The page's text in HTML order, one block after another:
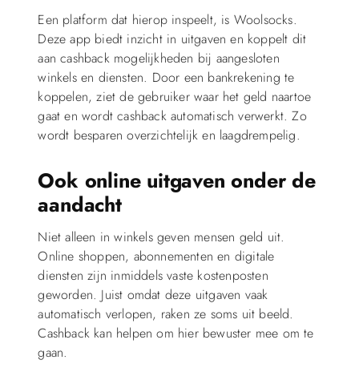
Een platform dat hierop inspeelt, is Woolsocks.
Deze app biedt inzicht in uitgaven en koppelt dit
aan cashback mogelijkheden bij aangesloten
winkels en diensten. Door een bankrekening te
koppelen, ziet de gebruiker waar het geld naartoe
gaat en wordt cashback automatisch verwerkt. Zo
wordt besparen overzichtelijk en laagdrempelig.
Ook online uitgaven onder de
aandacht
Niet alleen in winkels geven mensen geld uit.
Online shoppen, abonnementen en digitale
diensten zijn inmiddels vaste kostenposten
geworden. Juist omdat deze uitgaven vaak
automatisch verlopen, raken ze soms uit beeld.
Cashback kan helpen om hier bewuster mee om te
gaan.